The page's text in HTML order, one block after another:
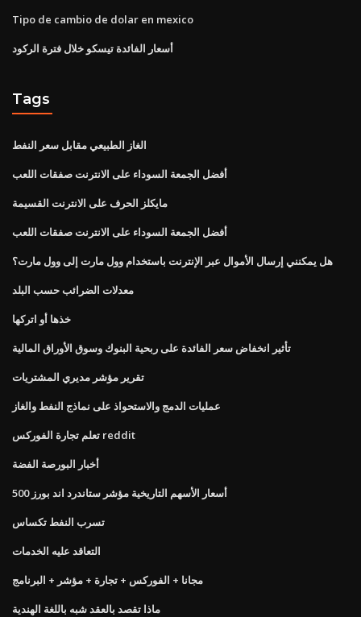
Tipo de cambio de dolar en mexico
أسعار الفائدة تيسكو خلال فترة الركود
Tags
الغاز الطبيعي مقابل سعر النفط
أفضل الجمعة السوداء على الانترنت صفقات اللعب
مايكلز الحرف على الانترنت القسيمة
أفضل الجمعة السوداء على الانترنت صفقات اللعب
هل يمكنني إرسال الأموال عبر الإنترنت باستخدام وول مارت إلى وول مارت؟
معدلات الضرائب حسب البلد
خذها أو اتركها
تأثير انخفاض سعر الفائدة على ربحية البنوك وسوق الأوراق المالية
تقرير مؤشر مديري المشتريات
عمليات الدمج والاستحواذ على نماذج النفط والغاز
تعلم تجارة الفوركس reddit
أخبار البورصة الفضة
أسعار الأسهم التاريخية مؤشر ستاندرد اند بورز 500
تسرب النفط تكساس
التعاقد عليه الخدمات
مجانا + الفوركس + تجارة + مؤشر + البرنامج
ماذا تقصد بالعقد شبه باللغة الهندية